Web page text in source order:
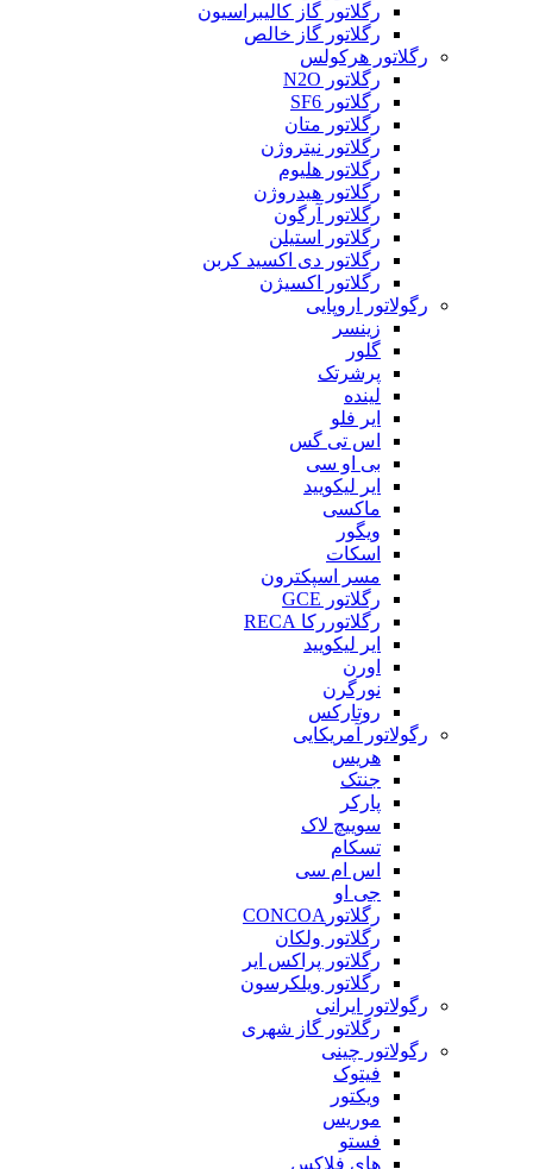
رگلاتور گاز کالیبراسیون
رگلاتور گاز خالص
رگلاتور هرکولس
رگلاتور N2O
رگلاتور SF6
رگلاتور متان
رگلاتور نیتروژن
رگلاتور هلیوم
رگلاتور هیدروژن
رگلاتور آرگون
رگلاتور استیلن
رگلاتور دی اکسید کربن
رگلاتور اکسیژن
رگولاتور اروپایی
زینسر
گلور
پرشرتک
لینده
ایر فلو
اس تی گس
بی او سی
ایر لیکویید
ماکسی
ویگور
اسکات
مسر اسپکترون
رگلاتور GCE
رگلاتوررکا RECA
ایر لیکویید
اورن
نورگرن
روتارکس
رگولاتور آمریکایی
هریس
جنتک
پارکر
سوییچ لاک
تسکام
اس ام سی
جی او
رگلاتورCONCOA
رگلاتور ولکان
رگلاتور پراکس ایر
رگلاتور ویلکرسون
رگولاتور ایرانی
رگلاتور گاز شهری
رگولاتور چینی
فیتوک
ویکتور
موریس
فستو
های فلاکس